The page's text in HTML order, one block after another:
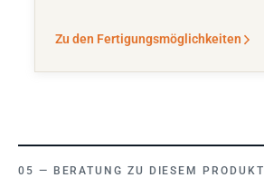
Zu den Fertigungsmöglichkeiten
BERATUNG ZU DIESEM PRODUKT